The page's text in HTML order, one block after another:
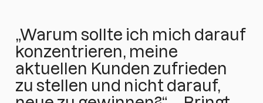
„Warum sollte ich mich darauf
konzentrieren, meine
aktuellen Kunden zufrieden
zu stellen und nicht darauf,